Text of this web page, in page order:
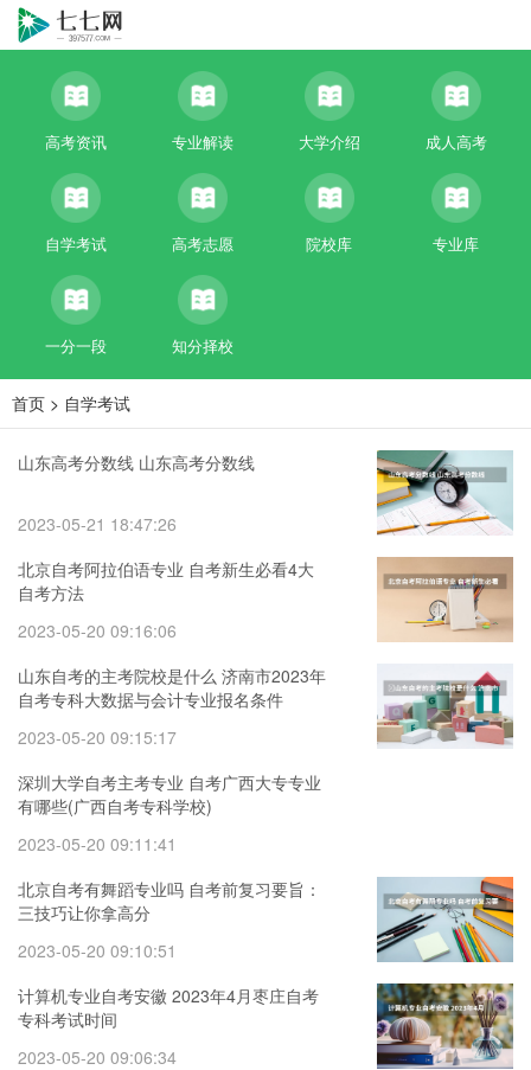
高考资讯 专业解读 大学介绍 成人高考
自学考试 高考志愿 院校库 专业库
一分一段 知分择校
首页 > 自学考试
山东高考分数线 山东高考分数线
2023-05-21 18:47:26
北京自考阿拉伯语专业 自考新生必看4大
自考方法
2023-05-20 09:16:06
​山东自考的主考院校是什么 济南市2023年
自考专科大数据与会计专业报名条件
2023-05-20 09:15:17
深圳大学自考主考专业 自考广西大专专业
有哪些(广西自考专科学校)
2023-05-20 09:11:41
北京自考有舞蹈专业吗 自考前复习要旨：
三技巧让你拿高分
2023-05-20 09:10:51
计算机专业自考安徽 2023年4月枣庄自考
专科考试时间
2023-05-20 09:06:34